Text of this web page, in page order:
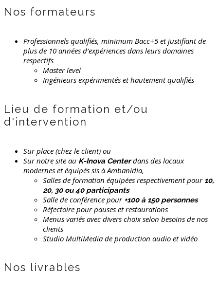
Nos formateurs
Professionnels qualifiés, minimum Bacc+5 et justifiant de
plus de 10 années d’expériences dans leurs domaines
respectifs
Master level
Ingénieurs expérimentés et hautement qualifiés
Lieu de formation et/ou
d'intervention
Sur place (chez le client) ou
Sur notre site au K-Inova Centerdans des locaux
modernes et équipés sis à Ambanidia,
Salles de formation équipées respectivement pour 10,
20, 30 ou 40 participants
Salle de conférence pour +100 à 150 personnes
Réfectoire pour pauses et restaurations
Menus variés avec divers choix selon besoins de nos
clients
Studio MultiMedia de production audio et vidéo
Nos livrables